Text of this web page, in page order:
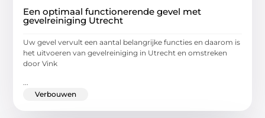
Een optimaal functionerende gevel met
gevelreiniging Utrecht
Uw gevel vervult een aantal belangrijke functies en daarom is
het uitvoeren van gevelreiniging in Utrecht en omstreken
door Vink
Verbouwen